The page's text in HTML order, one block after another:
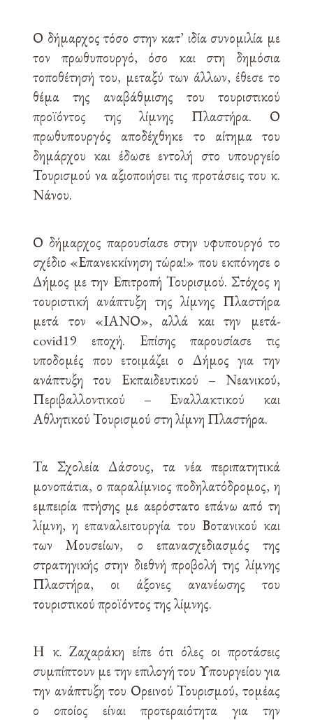
Ο δήμαρχος τόσο στην κατ’ ιδία συνομιλία με
τον πρωθυπουργό, όσο και στη δημόσια
τοποθέτησή του, μεταξύ των άλλων, έθεσε το
θέμα της αναβάθμισης του τουριστικού
προϊόντος της λίμνης Πλαστήρα. Ο
πρωθυπουργός αποδέχθηκε το αίτημα του
δημάρχου και έδωσε εντολή στο υπουργείο
Τουρισμού να αξιοποιήσει τις προτάσεις του κ.
Νάνου.
Ο δήμαρχος παρουσίασε στην υφυπουργό το
σχέδιο «Επανεκκίνηση τώρα!» που εκπόνησε ο
Δήμος με την Επιτροπή Τουρισμού. Στόχος η
τουριστική ανάπτυξη της λίμνης Πλαστήρα
μετά τον «ΙΑΝΟ», αλλά και την μετά-
covid19 εποχή. Επίσης παρουσίασε τις
υποδομές που ετοιμάζει ο Δήμος για την
ανάπτυξη του Εκπαιδευτικού – Νεανικού,
Περιβαλλοντικού – Εναλλακτικού και
Αθλητικού Τουρισμού στη λίμνη Πλαστήρα.
Τα Σχολεία Δάσους, τα νέα περιπατητικά
μονοπάτια, ο παραλίμνιος ποδηλατόδρομος, η
εμπειρία πτήσης με αερόστατο επάνω από τη
λίμνη, η επαναλειτουργία του Βοτανικού και
των Μουσείων, ο επανασχεδιασμός της
στρατηγικής στην διεθνή προβολή της λίμνης
Πλαστήρα, οι άξονες ανανέωσης του
τουριστικού προϊόντος της λίμνης.
Η κ. Ζαχαράκη είπε ότι όλες οι προτάσεις
συμπίπτουν με την επιλογή του Υπουργείου για
την ανάπτυξη του Ορεινού Τουρισμού, τομέας
ο οποίος είναι προτεραιότητα για την